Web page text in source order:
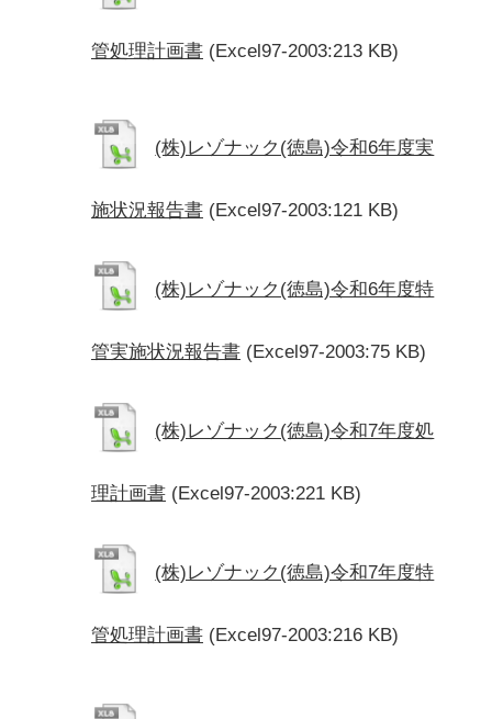
管処理計画書 (Excel97-2003:213 KB)
(株)レゾナック(徳島)令和6年度実
施状況報告書 (Excel97-2003:121 KB)
(株)レゾナック(徳島)令和6年度特
管実施状況報告書 (Excel97-2003:75 KB)
(株)レゾナック(徳島)令和7年度処
理計画書 (Excel97-2003:221 KB)
(株)レゾナック(徳島)令和7年度特
管処理計画書 (Excel97-2003:216 KB)